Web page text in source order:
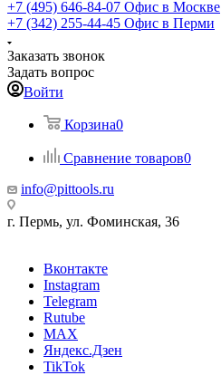
+7 (495) 646-84-07 Офис в Москве
+7 (342) 255-44-45 Офис в Перми
Заказать звонок
Задать вопрос
Войти
Корзина0
Сравнение товаров0
info@pittools.ru
г. Пермь, ул. Фоминская, 36
Вконтакте
Instagram
Telegram
Rutube
MAX
Яндекс.Дзен
TikTok